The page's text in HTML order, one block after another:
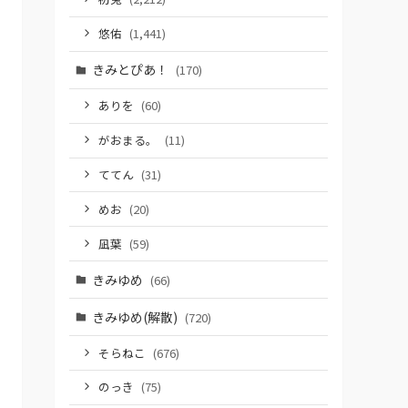
悠佑 (1,441)
きみとぴあ！ (170)
ありを (60)
がおまる。
(11)
ててん (31)
めお (20)
凪葉 (59)
きみゆめ (66)
きみゆめ(解散) (720)
そらねこ (676)
のっき (75)